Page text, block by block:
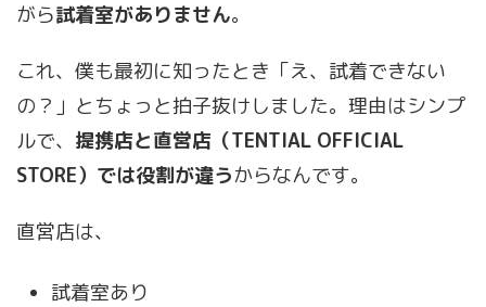
がら試着室がありません。
これ、僕も最初に知ったとき「え、試着できない
の？」とちょっと拍子抜けしました。理由はシンプ
ルで、 提携店と直営店（TENTIAL OFFICIAL
STORE）では役割が違うからなんです。
直営店は、
試着室あり